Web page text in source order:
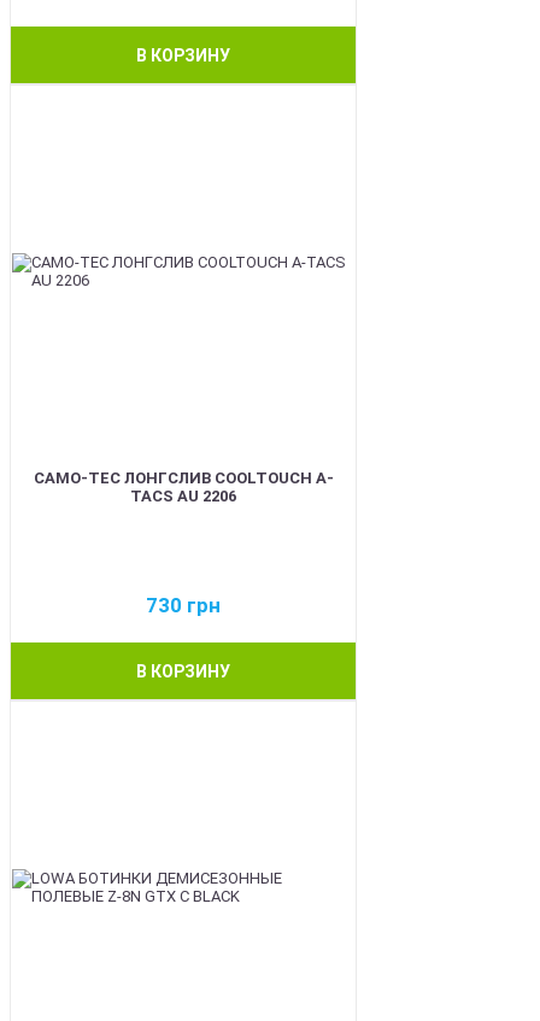
В КОРЗИНУ
CAMO-TEC ЛОНГСЛИВ COOLTOUCH A-
TACS AU 2206
730 грн
В КОРЗИНУ